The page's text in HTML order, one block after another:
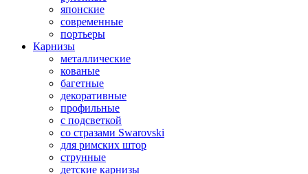
японские
современные
портьеры
Карнизы
металлические
кованые
багетные
декоративные
профильные
с подсветкой
со стразами Swarovski
для римских штор
струнные
детские карнизы